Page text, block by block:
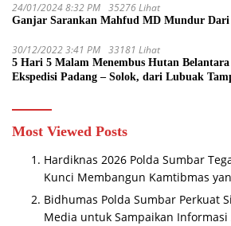
24/01/2024 8:32 PM 35276 Lihat
Ganjar Sarankan Mahfud MD Mundur
30/12/2022 3:41 PM 33181 Lihat
5 Hari 5 Malam Menembus Hutan
Ekspedisi Padang – Solok, dari Lubuak
Most Viewed Posts
Hardiknas 2026 Polda Sumbar
Kunci Membangun Kamtibmas
Bidhumas Polda Sumbar Perkuat
Media untuk Sampaikan Informasi